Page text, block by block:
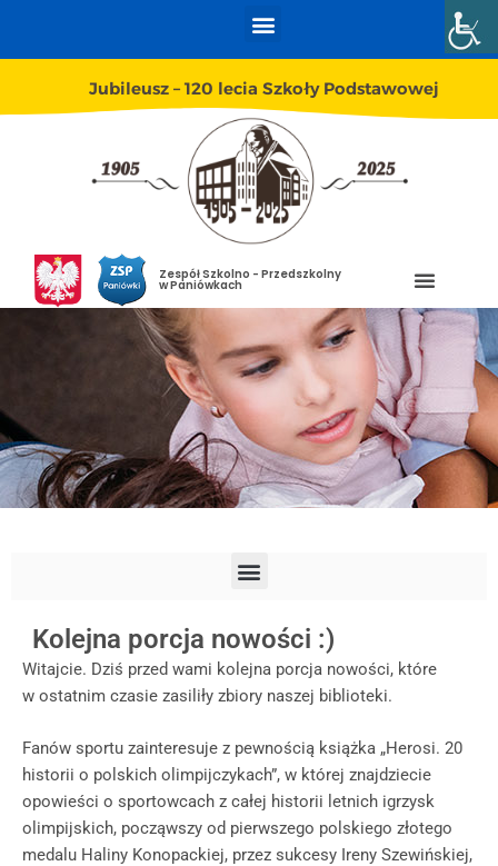
Jubileusz – 120 lecia Szkoły Podstawowej
Zespół Szkolno - Przedszkolny
w Paniówkach
Kolejna porcja nowości :)
Witajcie. Dziś przed wami kolejna porcja nowości, które
w ostatnim czasie zasiliły zbiory naszej biblioteki.
Fanów sportu zainteresuje z pewnością książka „Herosi. 20
historii o polskich olimpijczykach”, w której znajdziecie
opowieści o sportowcach z całej historii letnich igrzysk
olimpijskich, począwszy od pierwszego polskiego złotego
medalu Haliny Konopackiej, przez sukcesy Ireny Szewińskiej,